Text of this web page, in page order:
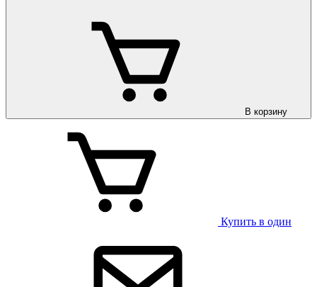
В корзину
Купить в один